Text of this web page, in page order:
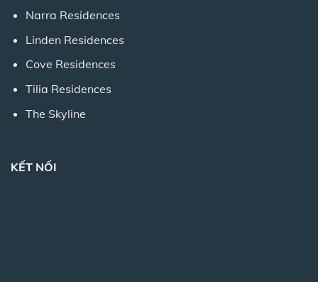
Narra Residences
Linden Residences
Cove Residences
Tilia Residences
The Skyline
KẾT NỐI